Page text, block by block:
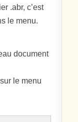
.abr, c’est
le menu.
document
le menu